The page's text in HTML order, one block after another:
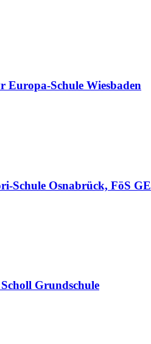
Europa-Schule Wiesbaden
Schule Osnabrück, FöS GE
Grundschule